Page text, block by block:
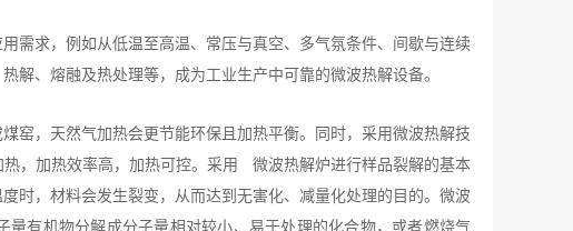
需求，例如从低温至高温、常压与真空、多气氛条件、间歇与连续
解、熔融及热处理等，成为工业生产中可靠的微波热解设备。
窑，天然气加热会更节能环保且加热平衡。同时，采用微波热解技
，加热效率高，加热可控。采用 微波热解炉进行样品裂解的基本
时，材料会发生裂变，从而达到无害化、减量化处理的目的。微波
有机物分解成分子量相对较小、易于处理的化合物，或者燃烧气